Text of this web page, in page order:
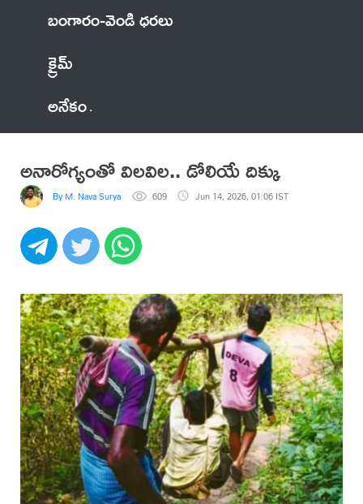
బంగారం-వెండి ధరలు
క్రైమ్
అనేకం
అనారోగ్యంతో విలవిల.. డోలియే దిక్కు
By M. Nava Surya 609 Jun 14, 2026, 01:06 IST